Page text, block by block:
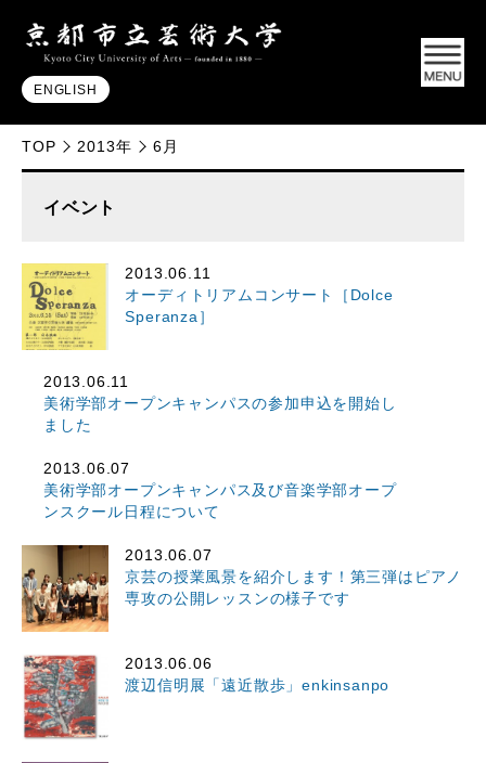
ENGLISH
TOP 2013年 6月
イベント
2013.06.11
オーディトリアムコンサート［Dolce
Speranza］
2013.06.11
美術学部オープンキャンパスの参加申込を開始し
ました
2013.06.07
美術学部オープンキャンパス及び音楽学部オープ
ンスクール日程について
2013.06.07
京芸の授業風景を紹介します！第三弾はピアノ
専攻の公開レッスンの様子です
2013.06.06
渡辺信明展「遠近散歩」enkinsanpo